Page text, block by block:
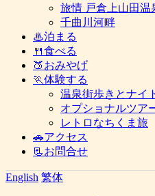
旅情 戸倉上山田温
千曲川河畔
♨泊まる
🍴食べる
🍑おみやげ
🏃体験する
温泉街歩きとナイ
オプショナルツア
レトロなちくま旅
🚗アクセス
📃お問合せ
English 繁体